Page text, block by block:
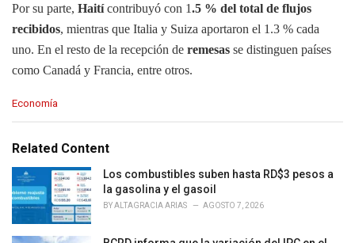
Por su parte, Haitícontribuyó con 1.5 % del total de flujos
recibidos, mientras que Italia y Suiza aportaron el 1.3 % cada
uno. En el resto de la recepción de remesas se distinguen países
como Canadá y Francia, entre otros.
C
e
r
i
e
Economía
Related Content
Los combustibles suben hasta RD$3 pesos a
la gasolina y el gasoil
BYALTAGRACIA ARIAS AGOSTO 7, 2026